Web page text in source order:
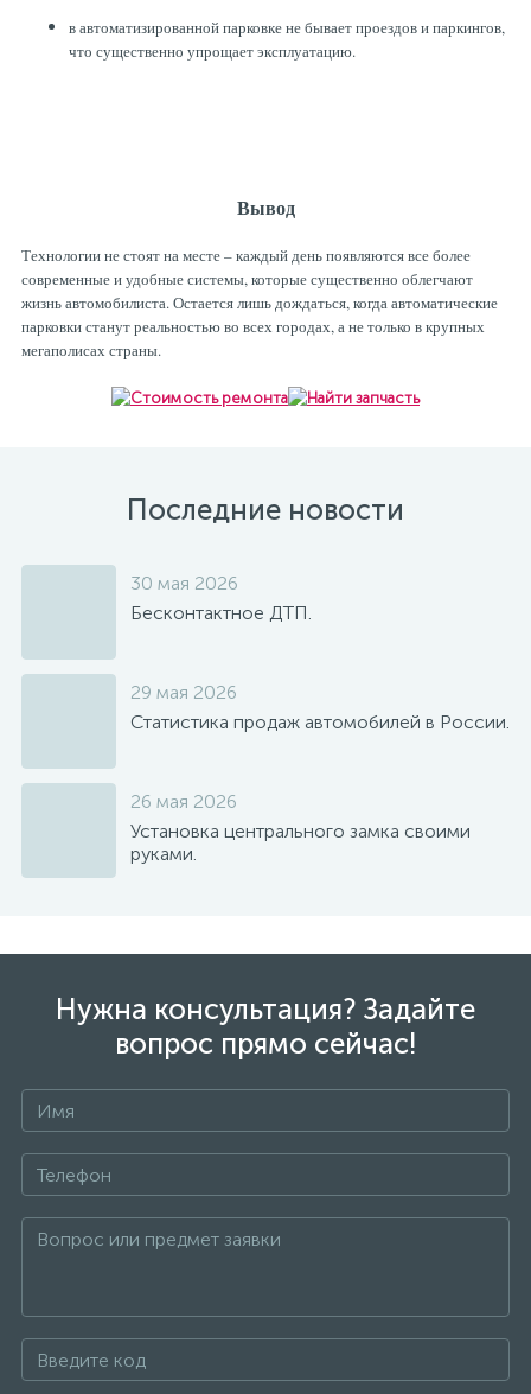
в автоматизированной парковке не бывает проездов и паркингов,
что существенно упрощает эксплуатацию.
Вывод
Технологии не стоят на месте – каждый день появляются все более
современные и удобные системы, которые существенно облегчают
жизнь автомобилиста. Остается лишь дождаться, когда автоматические
парковки станут реальностью во всех городах, а не только в крупных
мегаполисах страны.
Последние новости
30 мая 2026
Бесконтактное ДТП.
29 мая 2026
Статистика продаж автомобилей в России.
26 мая 2026
Установка центрального замка своими
руками.
Нужна консультация? Задайте
вопрос прямо сейчас!